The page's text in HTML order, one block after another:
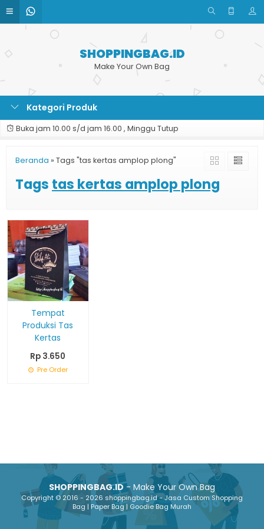
SHOPPINGBAG.ID
Make Your Own Bag
Kategori Produk
Buka jam 10.00 s/d jam 16.00 , Minggu Tutup
Beranda » Tags "tas kertas amplop plong"
Tags tas kertas amplop plong
Tempat
Produksi Tas
Kertas
Rp 3.650
Pre Order
SHOPPINGBAG.ID- Make Your Own Bag
Copyright © 2016 - 2026 shoppingbag.id - Jasa Custom Shopping
Bag | Paper Bag | Goodie Bag Murah